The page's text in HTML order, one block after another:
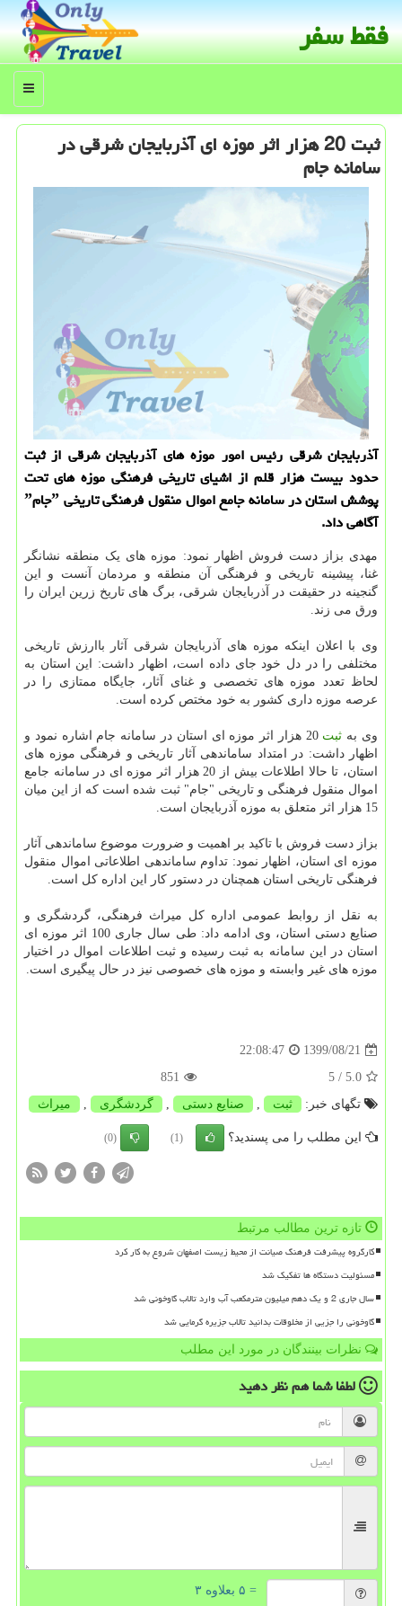
فقط سفر
منو
ثبت 20 هزار اثر موزه ای آذربایجان شرقی در
سامانه جام
آذربایجان شرقی رئیس امور موزه های آذربایجان شرقی از ثبت
حدود بیست هزار قلم از اشیای تاریخی فرهنگی موزه های تحت
پوشش استان در سامانه جامع اموال منقول فرهنگی تاریخی ˮجامˮ
آگاهی داد.
مهدی بزاز دست فروش اظهار نمود: موزه های یک منطقه نشانگر
غنا، پیشینه تاریخی و فرهنگی آن منطقه و مردمان آنست و این
گنجینه در حقیقت در آذربایجان شرقی، برگ های تاریخ زرین ایران را
ورق می زند.
وی با اعلان اینکه موزه های آذربایجان شرقی آثار باارزش تاریخی
مختلفی را در دل خود جای داده است، اظهار داشت: این استان به
لحاظ تعدد موزه های تخصصی و غنای آثار، جایگاه ممتازی را در
عرصه موزه داری کشور به خود مختص کرده است.
وی به ثبت
20 هزار اثر موزه ای استان در سامانه جام اشاره نمود و
اظهار داشت: در امتداد ساماندهی آثار تاریخی و فرهنگی موزه های
استان، تا حالا اطلاعات بیش از 20 هزار اثر موزه ای در سامانه جامع
اموال منقول فرهنگی و تاریخی "جام" ثبت شده است که از این میان
15 هزار اثر متعلق به موزه آذربایجان است.
بزاز دست فروش با تاکید بر اهمیت و ضرورت موضوع ساماندهی آثار
موزه ای استان، اظهار نمود: تداوم ساماندهی اطلاعاتی اموال منقول
فرهنگی تاریخی استان همچنان در دستور کار این اداره کل است.
به نقل از روابط عمومی اداره کل میراث فرهنگی، گردشگری و
صنایع دستی استان، وی ادامه داد: طی سال جاری 100 اثر موزه ای
استان در این سامانه به ثبت رسیده و ثبت اطلاعات اموال در اختیار
موزه های غیر وابسته و موزه های خصوصی نیز در حال پیگیری است.
1399/08/21
22:08:47
5.0
/ 5
851
تگهای خبر:
ثبت , صنایع دستی , گردشگری , میراث
این مطلب را می پسندید؟ (1)
(0)
تازه ترین مطالب مرتبط
کارگروه پیشرفت فرهنگ صیانت از محیط زیست اصفهان شروع به کار کرد
مسئولیت دستگاه ها تفکیک شد
سال جاری 2 و یک دهم میلیون مترمکعب آب وارد تالاب گاوخونی شد
گاوخونی را جزیی از مخلوقات بدانید تالاب جزیره گرمایی شد
نظرات بینندگان در مورد این مطلب
لطفا شما همنظر دهید
= ۵ بعلاوه ۳